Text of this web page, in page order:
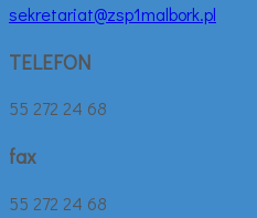
sekretariat@zsp1malbork.pl
TELEFON
55 272 24 68
fax
55 272 24 68